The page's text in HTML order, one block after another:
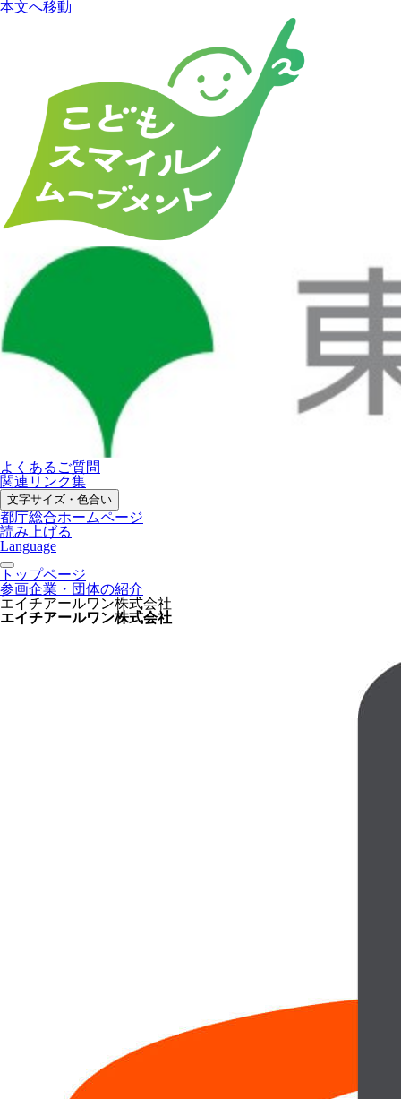
本文へ移動
よくあるご質問
関連リンク集
文字サイズ・色合い
都庁総合ホームページ
読み上げる
Language
トップページ
参画企業・団体の紹介
エイチアールワン株式会社
エイチアールワン株式会社